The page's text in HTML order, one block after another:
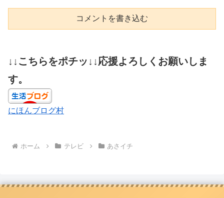
コメントを書き込む
↓↓こちらをポチッ↓↓応援よろしくお願いしま
す。
にほんブログ村
ホーム テレビ あさイチ